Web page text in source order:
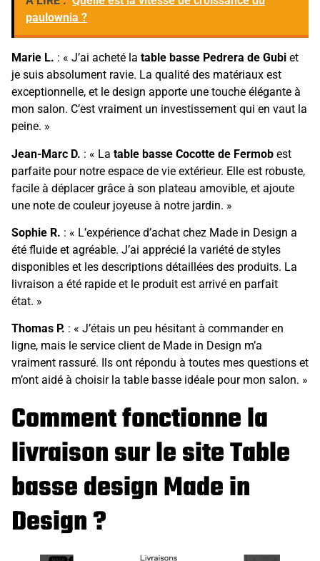
paulownia ?
Marie L. : « J’ai acheté la table basse Pedrera de Gubi et
je suis absolument ravie. La qualité des matériaux est
exceptionnelle, et le design apporte une touche élégante à
mon salon. C’est vraiment un investissement qui en vaut la
peine. »
Jean-Marc D. : « La table basse Cocotte de Fermob est
parfaite pour notre espace de vie extérieur. Elle est robuste,
facile à déplacer grâce à son plateau amovible, et ajoute
une note de couleur joyeuse à notre jardin. »
Sophie R. : « L’expérience d’achat chez Made in Design a
été fluide et agréable. J’ai apprécié la variété de styles
disponibles et les descriptions détaillées des produits. La
livraison a été rapide et le produit est arrivé en parfait
état. »
Thomas P. : « J’étais un peu hésitant à commander en
ligne, mais le service client de Made in Design m’a
vraiment rassuré. Ils ont répondu à toutes mes questions et
m’ont aidé à choisir la table basse idéale pour mon salon. »
Comment fonctionne la
livraison sur le site Table
basse design Made in
Design ?